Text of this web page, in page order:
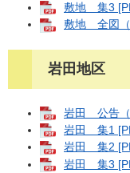
敷地 集3
敷地 全図（
岩田地区
岩田 公告（
岩田 集1
岩田 集2
岩田 集3